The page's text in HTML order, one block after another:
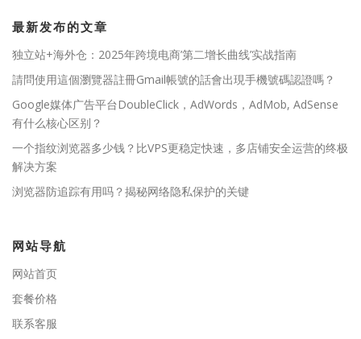
最新发布的文章
独立站+海外仓：2025年跨境电商’第二增长曲线’实战指南
請問使用這個瀏覽器註冊Gmail帳號的話會出現手機號碼認證嗎？
Google媒体广告平台DoubleClick，AdWords，AdMob, AdSense
有什么核心区别？
一个指纹浏览器多少钱？比VPS更稳定快速，多店铺安全运营的终极
解决方案
浏览器防追踪有用吗？揭秘网络隐私保护的关键
网站导航
网站首页
套餐价格
联系客服